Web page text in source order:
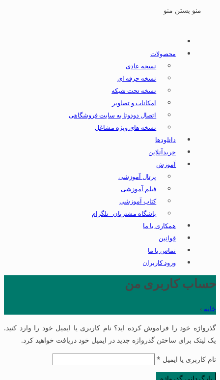
منو بستن منو
محصولات
نسخه عادی
نسخه حرفه ای
نسخه تحت شبکه
امکانات و تصاویر
اتصال دودوتا به سایت فروشگاهی
نسخه های ویژه مشاغل
دانلودها
خریدآنلاین
آموزش
پرتال آموزشی
فیلم آموزشی
کتاب آموزشی
باشگاه مشتریان _تلگرام
همکاری با ما
قوانین
تماس با ما
ورود کاربران
حساب کاربری من
خانه ›
گذرواژه خود را فراموش کرده اید؟ نام کاربری یا ایمیل خود را وارد کنید.
یک لینک برای ساختن گذرواژه جدید در ایمیل خود دریافت خواهید کرد.
نام کاربری یا ایمیل *الزامی